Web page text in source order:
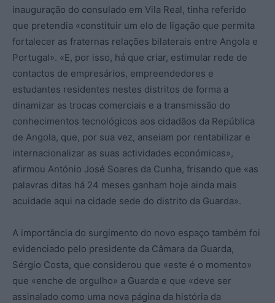
inauguração do consulado em Vila Real, tinha referido
que pretendia «constituir um elo de ligação que permita
fortalecer as fraternas relações bilaterais entre Angola e
Portugal». «E, por isso, há que criar, estimular rede de
contactos de empresários, empreendedores e
estudantes residentes nestes distritos de forma a
dinamizar as trocas comerciais e a transmissão do
conhecimentos tecnológicos aos cidadãos da República
de Angola, que, por sua vez, anseiam por rentabilizar e
internacionalizar as suas actividades económicas»,
afirmou António José Soares da Cunha, frisando que «as
palavras ditas há 24 meses ganham hoje ainda mais
acuidade aqui na cidade sede do distrito da Guarda».
A importância do surgimento do novo espaço também foi
evidenciado pelo presidente da Câmara da Guarda,
Sérgio Costa, que considerou que «este é o momento»
que «enche de orgulho» a Guarda e que «deve ser
assinalado como uma nova página da história da